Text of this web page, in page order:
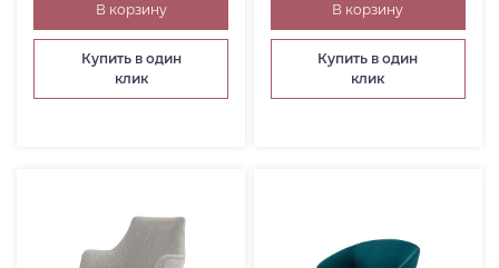
В корзину
Купить в один
клик
В корзину
Купить в один
клик